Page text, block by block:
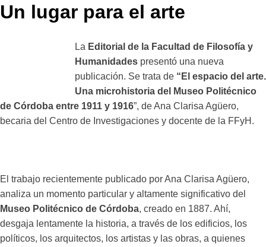
Un lugar para el arte
La Editorial de la Facultad de Filosofía y
Humanidades presentó una nueva
publicación. Se trata de “El espacio del arte.
Una microhistoria del Museo Politécnico
de Córdoba entre 1911 y 1916”, de Ana Clarisa Agüero,
becaria del Centro de Investigaciones y docente de la FFyH.
El trabajo recientemente publicado por Ana Clarisa Agüero,
analiza un momento particular y altamente significativo del
Museo Politécnico de Córdoba, creado en 1887. Ahí,
desgaja lentamente la historia, a través de los edificios, los
políticos, los arquitectos, los artistas y las obras, a quienes